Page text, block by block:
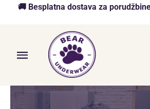
🚚 Besplatna dostava za
Toggle
Navigation
Početna